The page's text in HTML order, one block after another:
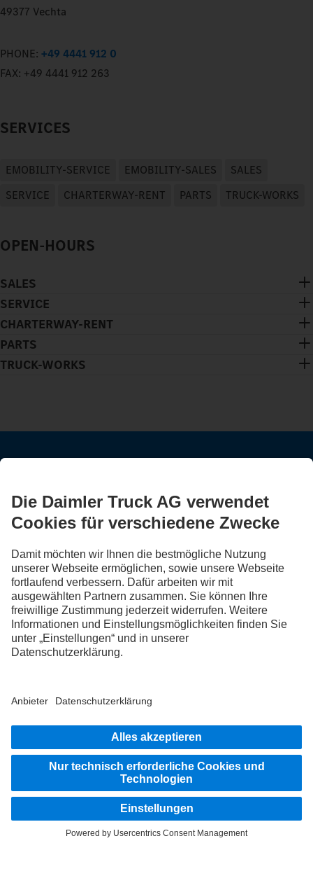
49377 Vechta
PHONE: +49 4441 912 0
FAX: +49 4441 912 263
SERVICES
EMOBILITY-SERVICE EMOBILITY-SALES
SALES
SERVICE
CHARTERWAY-RENT PARTS TRUCK-WORKS
OPEN-HOURS
SALES
SERVICE
CHARTERWAY-RENT
PARTS
TRUCK-WORKS
BLEIB IN KONTAKT.
Kanälen.
FOLLOW THE ROADSTARS.
Tausche jetzt Erfahrungen mit anderen Truckerinnen und